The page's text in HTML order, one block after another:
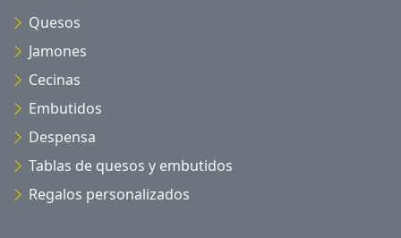
Quesos
Jamones
Cecinas
Embutidos
Despensa
Tablas de quesos y embutidos
Regalos personalizados